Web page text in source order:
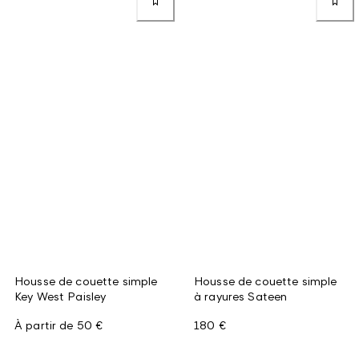
Housse de couette simple
Key West Paisley
À partir de 50 €
Housse de couette simple
à rayures Sateen
180 €